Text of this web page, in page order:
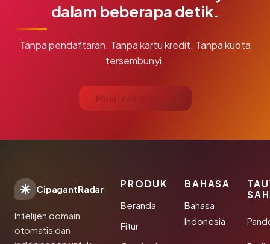
dalam beberapa detik.
Tanpa pendaftaran. Tanpa kartu kredit. Tanpa kuota
tersembunyi.
Mulai cek gratis →
CipagantRadar
Intelijen domain
otomatis dan
PRODUK
Beranda
Fitur
BAHASA
Bahasa
Indonesia